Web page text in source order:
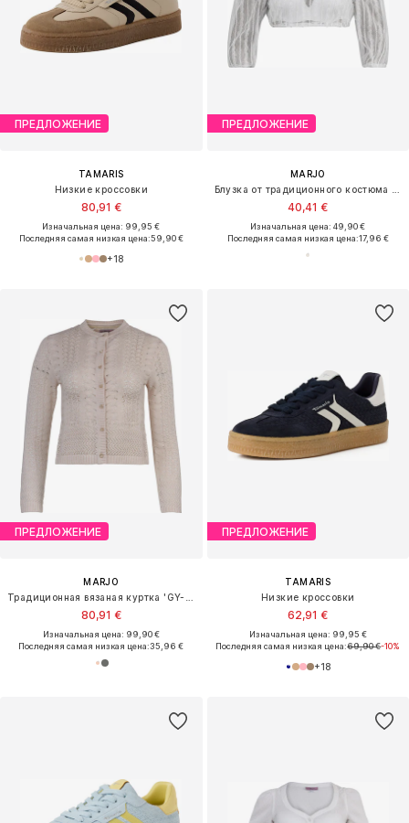
ПРЕДЛОЖЕНИЕ
TAMARIS
Низкие кроссовки
80,91 €
Изначальная цена: 99,95 €
Последняя самая низкая цена:59,90 €
+18
ПРЕДЛОЖЕНИЕ
MARJO
40,41 €
Изначальная цена: 49,90 €
Последняя самая низкая цена:17,96 €
ПРЕДЛОЖЕНИЕ
MARJO
80,91 €
Изначальная цена: 99,90 €
Последняя самая низкая цена:35,96 €
ПРЕДЛОЖЕНИЕ
TAMARIS
Низкие кроссовки
62,91 €
Изначальная цена: 99,95 €
Последняя самая низкая цена:69,90 €-10%
+18